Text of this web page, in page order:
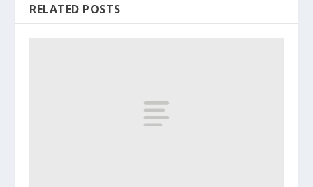
RELATED POSTS